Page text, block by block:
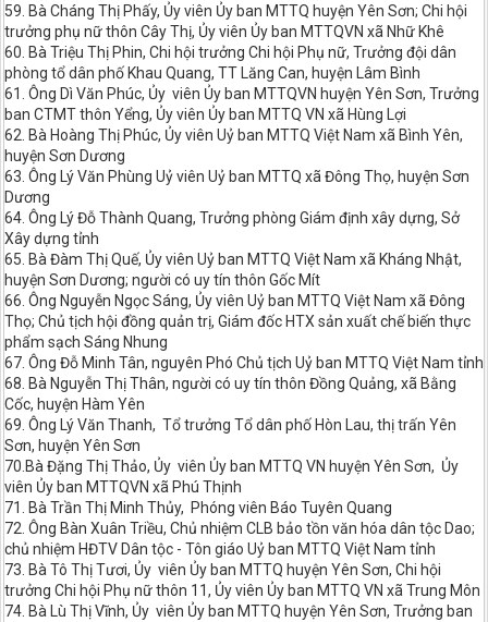
59. Bà Cháng Thị Phấy, Ủy viên Ủy ban MTTQ huyện Yên Sơn; Chi hội
trưởng phụ nữ thôn Cây Thị, Ủy viên Ủy ban MTTQVN xã Nhữ Khê
60. Bà Triệu Thị Phin, Chi hội trưởng Chi hội Phụ nữ, Trưởng đội dân
phòng tổ dân phố Khau Quang, TT Lăng Can, huyện Lâm Bình
61. Ông Dì Văn Phúc, Ủy viên Ủy ban MTTQVN huyện Yên Sơn, Trưởng
ban CTMT thôn Yểng, Ủy viên Ủy ban MTTQ VN xã Hùng Lợi
62. Bà Hoàng Thị Phúc, Ủy viên Uỷ ban MTTQ Việt Nam xã Bình Yên,
huyện Sơn Dương
63. Ông Lý Văn Phùng Uỷ viên Uỷ ban MTTQ xã Đông Thọ, huyện Sơn
Dương
64. Ông Lý Đỗ Thành Quang, Trưởng phòng Giám định xây dựng, Sở
Xây dựng tỉnh
65. Bà Đàm Thị Quế, Ủy viên Uỷ ban MTTQ Việt Nam xã Kháng Nhật,
huyện Sơn Dương; người có uy tín thôn Gốc Mít
66. Ông Nguyễn Ngọc Sáng, Ủy viên Uỷ ban MTTQ Việt Nam xã Đông
Thọ; Chủ tịch hội đồng quản trị, Giám đốc HTX sản xuất chế biến thực
phẩm sạch Sáng Nhung
67. Ông Đỗ Minh Tân, nguyên Phó Chủ tịch Uỷ ban MTTQ Việt Nam tỉnh
68. Bà Nguyễn Thị Thân, người có uy tín thôn Đồng Quảng, xã Bằng
Cốc, huyện Hàm Yên
69. Ông Lý Văn Thanh, Tổ trưởng Tổ dân phố Hòn Lau, thị trấn Yên
Sơn, huyện Yên Sơn
70.Bà Đặng Thị Thảo, Ủy viên Ủy ban MTTQ VN huyện Yên Sơn, Ủy
viên Ủy ban MTTQVN xã Phú Thịnh
71. Bà Trần Thị Minh Thủy, Phóng viên Báo Tuyên Quang
72. Ông Bàn Xuân Triều, Chủ nhiệm CLB bảo tồn văn hóa dân tộc Dao;
chủ nhiệm HĐTV Dân tộc - Tôn giáo Uỷ ban MTTQ Việt Nam tỉnh
73. Bà Tô Thị Tươi, Ủy viên Ủy ban MTTQ huyện Yên Sơn, Chi hội
trưởng Chi hội Phụ nữ thôn 11, Ủy viên Ủy ban MTTQ VN xã Trung Môn
74. Bà Lù Thị Vĩnh, Ủy viên Ủy ban MTTQ huyện Yên Sơn, Trưởng ban